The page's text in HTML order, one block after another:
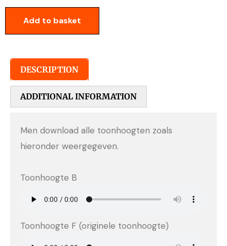
Add to basket
DESCRIPTION
ADDITIONAL INFORMATION
Men download alle toonhoogten zoals
hieronder weergegeven.
Toonhoogte B
Toonhoogte F (originele toonhoogte)